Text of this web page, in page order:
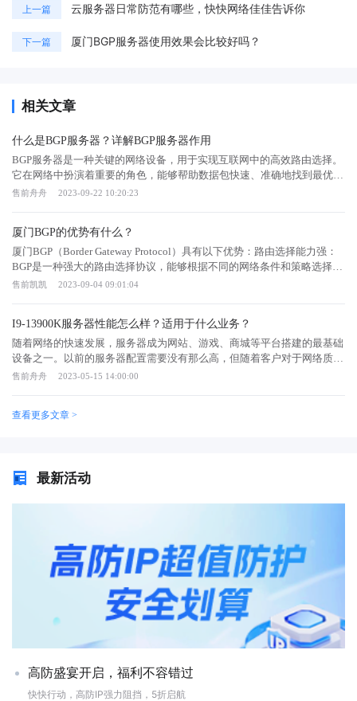
上一篇 云服务器日常防范有哪些，快快网络佳佳告诉你
下一篇 厦门BGP服务器使用效果会比较好吗？
相关文章
什么是BGP服务器？详解BGP服务器作用
BGP服务器是一种关键的网络设备，用于实现互联网中的高效路由选择。
它在网络中扮演着重要的角色，能够帮助数据包快速、准确地找到最优路
径，提高网络性能和可靠性。本文将从以下几个方面对BGP服务器进行详
务器建立邻居关系，BGP服务器可以交换路由信息，并根据各种策略选择
最佳路径。这样，BGP服务器能够确保数据包按照最优的路径传输，提高
网络的可用性和性能。2、支持灵活的路由策略：BGP服务器支持灵活的
路由策略，可以根据网络管理员的需求进行配置。通过设置路由策略，
二、BGP服务器的工作原理1、BGP邻居关系的建立：BGP服务器通过建
立邻居关系来交换路由信息。在建立邻居关系之前，BGP服务器会进行参
数配置，如IP地址、AS号码等。当邻居关系建立后，BGP服务器会周期性
地发送Keepalive消息来维持连接，并通过Update消息来交换路由信息。
定最佳路径。BGP服务器还支持多种路由策略，如本地优先、最短AS路
输。此外，BGP服务器还支持路由策略的配置，可以根据网络管理员的需
器具有良好的可扩展性和灵活性。它可以处理大规模的路由表和复杂的网
求。四、BGP服务器的应用场景1、ISP网络：BGP服务器在ISP网络中广泛
应用。它可以帮助ISP提供商实现自治系统间的路由选择，确保数据包的
快速传输和可靠性。同时，BGP服务器还可以支持ISP提供商与其他网络
服务提供商之间的互联互通，实现全球范围的互联网连接。2、企业网
络：BGP服务器在企业网络中也有重要的应用。它可以帮助企业实现多个
分支机构之间的路由选择和互联互通，提高企业内部网络的可靠性和性
能。此外，BGP服务器还可以支持企业与云服务提供商之间的互联互通，
在互联网中发挥着重要的作用。它通过自治系统间的路由选择和灵活的路
由策略，提高了网络的可用性、性能和可控性。BGP服务器具有高可靠
售前舟舟 2023-09-22 10:20:23
厦门BGP的优势有什么？
厦门BGP（Border Gateway Protocol）具有以下优势：路由选择能力强：
BGP是一种强大的路由选择协议，能够根据不同的网络条件和策略选择最
佳的路径。通过BGP，网络管理员可以根据网络的需求和要求，灵活地控
转移到可用路径上，确保网络的连通性和可靠性。支持多路径和负载均
衡：BGP支持多路径路由，可以同时传送多条路径上的流量。这种功能对
于提高网络的传输性能和负载均衡非常重要，尤其是在高负载和高流量的
网络环境中。可扩展性强：BGP的路由协议是在互联网上应用最广泛的路
提供商和互联网交换点等。安全性高：BGP支持安全机制，如传输过程中
能力强、可靠性高、支持多路径和负载均衡、可扩展性强以及安全性高等
售前凯凯 2023-09-04 09:01:04
I9-13900K服务器性能怎么样？适用于什么业务？
随着网络的快速发展，服务器成为网站、游戏、商城等平台搭建的最基础
设备之一。以前的服务器配置需要没有那么高，但随着客户对于网络质
量、体验感的要求越来越高，高性能、带宽质量优质、高性价比的服务器
么业务？I9-13900K服务器性能怎么样？I9-13900K的性能参数：该处理器
非常高性能的处理器，能够胜任各种计算密集型任务。I9-13900K服务器
专注游戏，E核则做好直播，协同配合，效率都能达到最优化。I9-13900K
服务器性能怎么样？适用于什么业务？上述是小编为大家整理的相关资
料。快快网络近期重磅推出扬州BGP和厦门BGP机房的I9-13900K服务
器，超强水冷CPU加上可选带宽和防御，满足多种业务需求。快快网络服
务器都有配备快卫士软件，防入侵、防暴力破解，保护主机安全，防止数
据泄露等情况出现。天擎云防系统可以实时查看流量以及攻击情况，可根
据实时情况做调整。同时，快快网络有24小时售后网维在线，碰到问题可
售前舟舟 2023-05-15 14:00:00
查看更多文章 >
最新活动
高防盛宴开启，福利不容错过
快快行动，高防IP强力阻挡，5折启航